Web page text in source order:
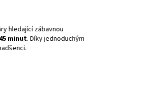
hledající zábavnou
45 minut. Díky jednoduchým